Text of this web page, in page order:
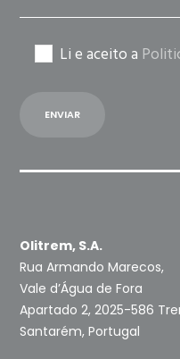
Li e aceito a
Olitrem, S.A.
Rua Armando Marecos,
Vale d’Água de Fora
Apartado 2, 2025-586
Santarém, Portugal